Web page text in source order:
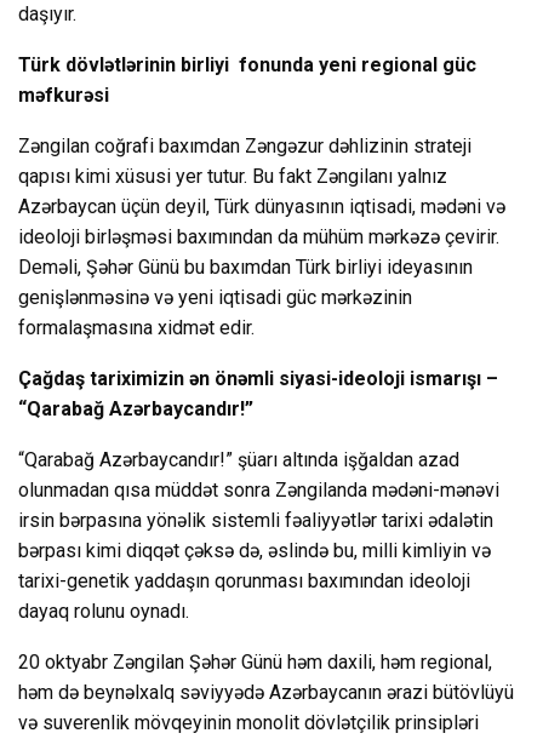
daşıyır.
Türk dövlətlərinin birliyi fonunda yeni regional güc
məfkurəsi
Zəngilan coğrafi baxımdan Zəngəzur dəhlizinin strateji
qapısı kimi xüsusi yer tutur. Bu fakt Zəngilanı yalnız
Azərbaycan üçün deyil, Türk dünyasının iqtisadi, mədəni və
ideoloji birləşməsi baxımından da mühüm mərkəzə çevirir.
Deməli, Şəhər Günü bu baxımdan Türk birliyi ideyasının
genişlənməsinə və yeni iqtisadi güc mərkəzinin
formalaşmasına xidmət edir.
Çağdaş tariximizin ən önəmli siyasi-ideoloji ismarışı –
“Qarabağ Azərbaycandır!”
“Qarabağ Azərbaycandır!” şüarı altında işğaldan azad
olunmadan qısa müddət sonra Zəngilanda mədəni-mənəvi
irsin bərpasına yönəlik sistemli fəaliyyətlər tarixi ədalətin
bərpası kimi diqqət çəksə də, əslində bu, milli kimliyin və
tarixi-genetik yaddaşın qorunması baxımından ideoloji
dayaq rolunu oynadı.
20 oktyabr Zəngilan Şəhər Günü həm daxili, həm regional,
həm də beynəlxalq səviyyədə Azərbaycanın ərazi bütövlüyü
və suverenlik mövqeyinin monolit dövlətçilik prinsipləri